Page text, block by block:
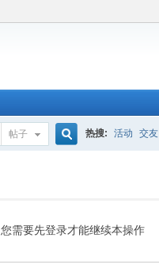
帖子
索
热搜: 活动 交友
您需要先登录才能继续本操作